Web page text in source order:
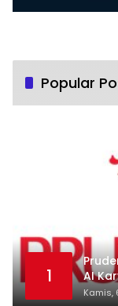
Popular
1
AI
Kamis,